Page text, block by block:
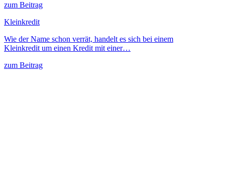
zum Beitrag
Kleinkredit
Wie der Name schon verrät, handelt es sich bei einem
Kleinkredit um einen Kredit mit einer…
zum Beitrag